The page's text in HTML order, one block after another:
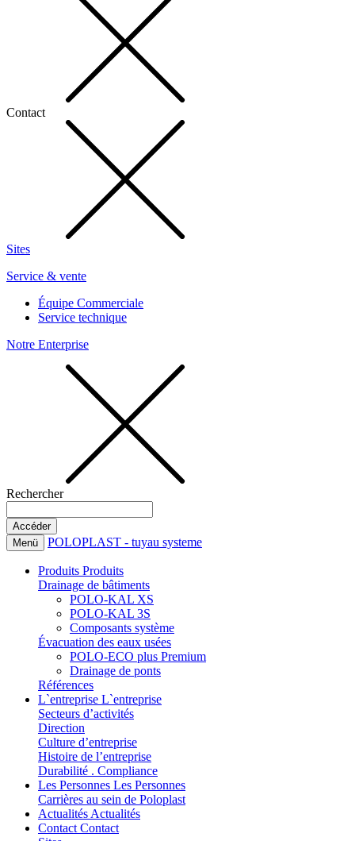
Contact
Sites
Service & vente
Équipe Commerciale
Service technique
Notre Enterprise
Rechercher
Menü POLOPLAST - tuyau systeme
Produits Produits
Drainage de bâtiments
POLO-KAL XS
POLO-KAL 3S
Composants système
Évacuation des eaux usées
POLO-ECO plus Premium
Drainage de ponts
Références
L`entreprise L`entreprise
Secteurs d’activités
Direction
Culture d’entreprise
Histoire de l’entreprise
Durabilité . Compliance
Les Personnes Les Personnes
Carrières au sein de Poloplast
Actualités Actualités
Contact Contact